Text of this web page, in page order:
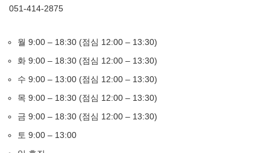
051-414-2875
월 9:00 – 18:30 (점심 12:00 – 13:30)
화 9:00 – 18:30 (점심 12:00 – 13:30)
수 9:00 – 13:00 (점심 12:00 – 13:30)
목 9:00 – 18:30 (점심 12:00 – 13:30)
금 9:00 – 18:30 (점심 12:00 – 13:30)
토 9:00 – 13:00